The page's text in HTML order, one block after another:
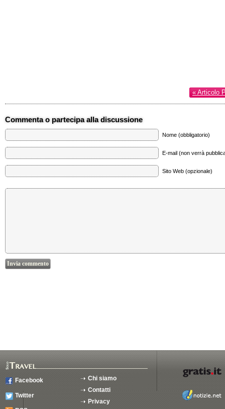
« Articolo
Commenta o partecipa alla discussione
Nome (obbligatorio)
E-mail (non verrà
Sito Web (opzionale)
Facebook
Twitter
Chi siamo
Contatti
Privacy